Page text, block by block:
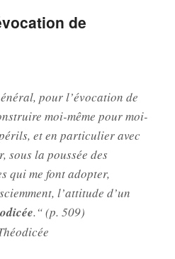
de
pour l’évocation de
moi-même pour moi-
et en particulier avec
sous la poussée des
qui me font adopter,
l’attitude d’un
.“ (p. 509)